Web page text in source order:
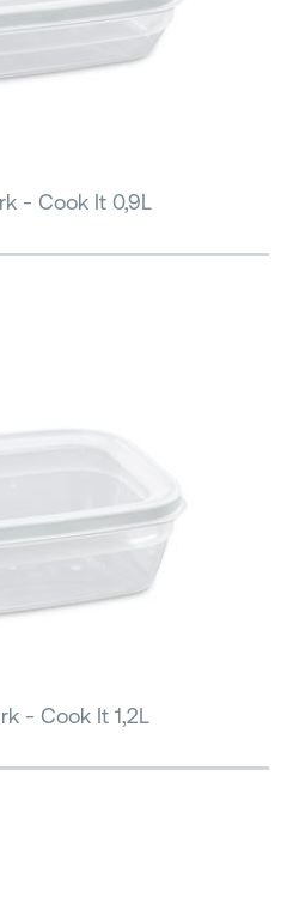
- Cook It 0,9L
- Cook It 1,2L